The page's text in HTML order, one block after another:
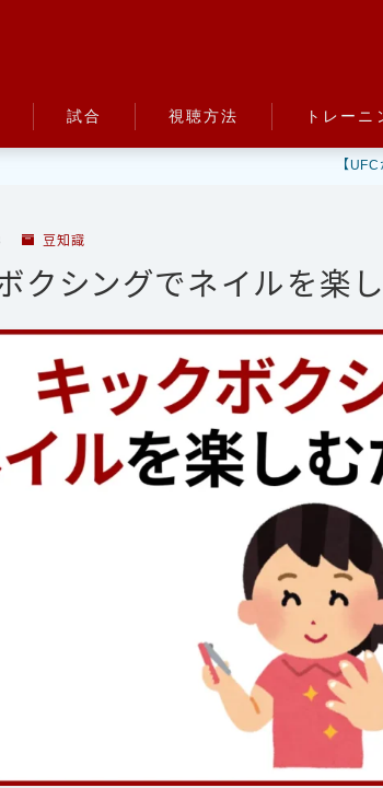
試合 視聴方法 トレーニ
グラップリング
【
豆知識
クシングでネイルを楽